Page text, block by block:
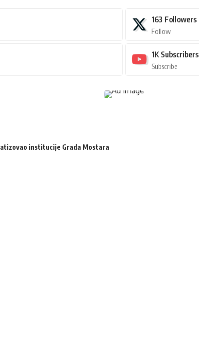
163 Followers
Follow
1K Subscribers
Subscribe
institucije Grada Mostara